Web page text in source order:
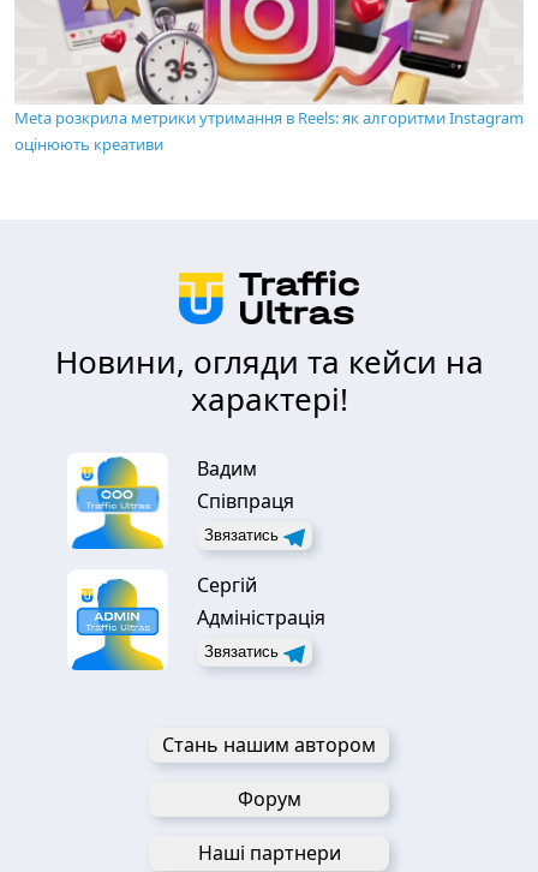
Meta розкрила метрики утримання в Reels: як алгоритми Instagram
оцінюють креативи
Новини, огляди та кейси на
характері!
Вадим
Співпраця
Звязатись
Сергій
Адміністрація
Звязатись
Стань нашим автором
Форум
Наші партнери